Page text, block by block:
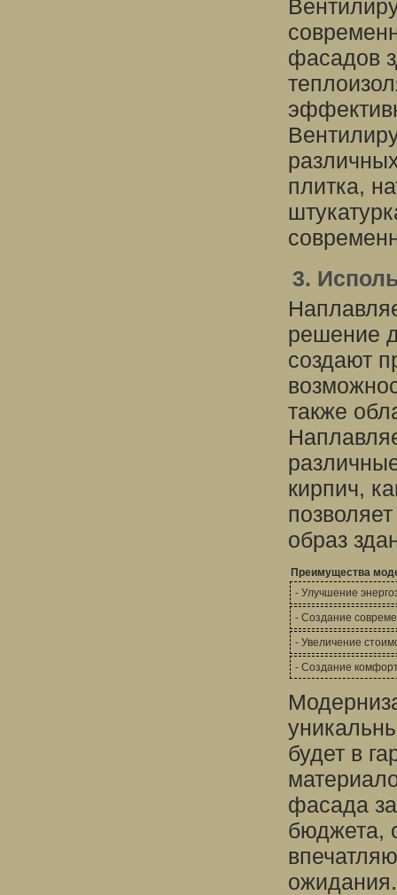
фасадов
плитка,
3.
решение
создают
также
кирпич,
образ
Преимущества
- Улучшение
- Создание
- Увеличение
- Создание
будет в
фасада
бюджета,
ожидания.